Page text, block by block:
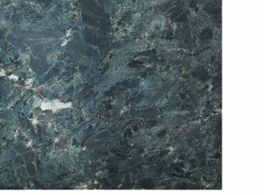
IDABIO
Helo
Tulikivi
WDT
Schiedel
Craft
Maestro Woods
ProConHealth